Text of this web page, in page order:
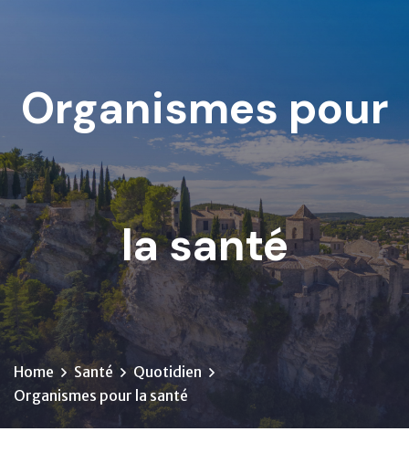
Organismes pour
la santé
Home Santé
Quotidien
Organismes pour la santé